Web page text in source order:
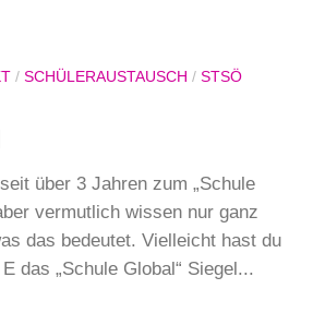
/ SCHÜLERAUSTAUSCH / STSÖ
über 3 Jahren zum „Schule
vermutlich wissen nur ganz
das bedeutet. Vielleicht hast du
das „Schule Global“ Siegel...